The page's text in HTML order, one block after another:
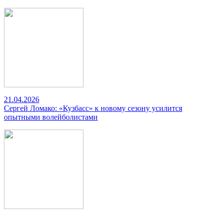
21.04.2026
Сергей Ломако: «Кузбасс» к новому сезону усилится
опытными волейболистами